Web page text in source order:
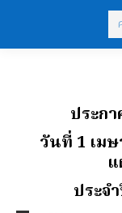
ประก
วันที่ 1 เม
ประจํ